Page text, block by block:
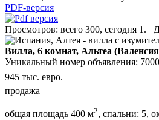
PDF-версия
Просмотров: всего 300, сегодня 1.
Вилла, 6 комнат, Альтеа
Уникальный номер объявления: 7000
945 тыс. евро.
продажа
общая площадь 400 м2, спальни: 5,